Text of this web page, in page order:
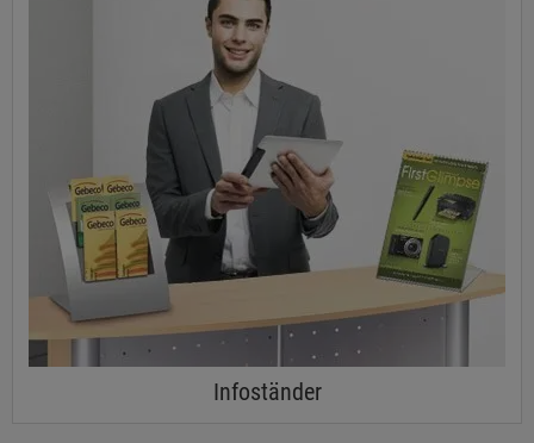
Infoständer